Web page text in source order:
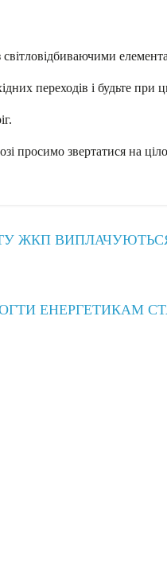
переходів і будьте
просимо звертатися на
ЖКП
ЕНЕРГЕТИКАМ